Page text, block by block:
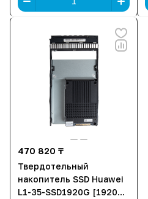
470 820 ₸
Твердотельный
накопитель SSD Huawei
L1-35-SSD1920G [1920